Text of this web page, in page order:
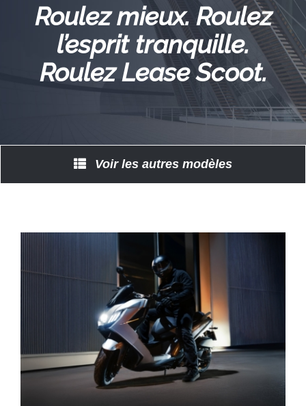
Roulez mieux. Roulez
l’esprit tranquille.
Roulez Lease Scoot.
Voir les autres modèles